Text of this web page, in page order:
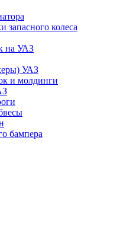
запасного колеса
на УАЗ
УАЗ
и молдинги
бампера